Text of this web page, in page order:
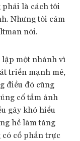
phải là cách tôi
Nhưng tôi cảm
nói.
lập một nhánh vì
triển mạnh mẽ,
điều đó cũng
cố tầm ảnh
gây khó hiểu
hề làm tăng
cổ phần trực